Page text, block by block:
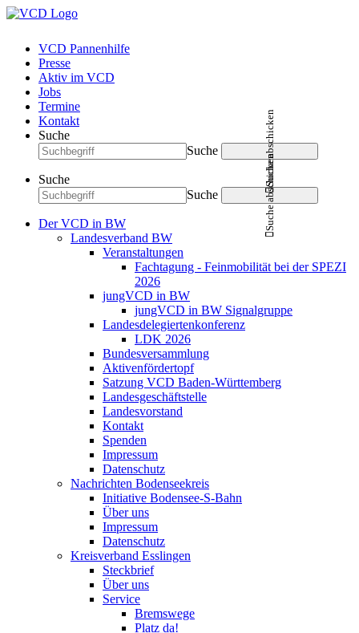
VCD Pannenhilfe
Presse
Aktiv im VCD
Jobs
Termine
Kontakt
Suche
Suche
Suche abschicken
Suche
Suche
Suche abschicken
Der VCD in BW
Landesverband BW
Veranstaltungen
Fachtagung - Feinmobilität bei der SPEZI
2026
jungVCD in BW
jungVCD in BW Signalgruppe
Landesdelegiertenkonferenz
LDK 2026
Bundesversammlung
Aktivenfördertopf
Satzung VCD Baden-Württemberg
Landesgeschäftstelle
Landesvorstand
Kontakt
Spenden
Impressum
Datenschutz
Nachrichten Bodenseekreis
Initiative Bodensee-S-Bahn
Über uns
Impressum
Datenschutz
Kreisverband Esslingen
Steckbrief
Über uns
Service
Bremswege
Platz da!